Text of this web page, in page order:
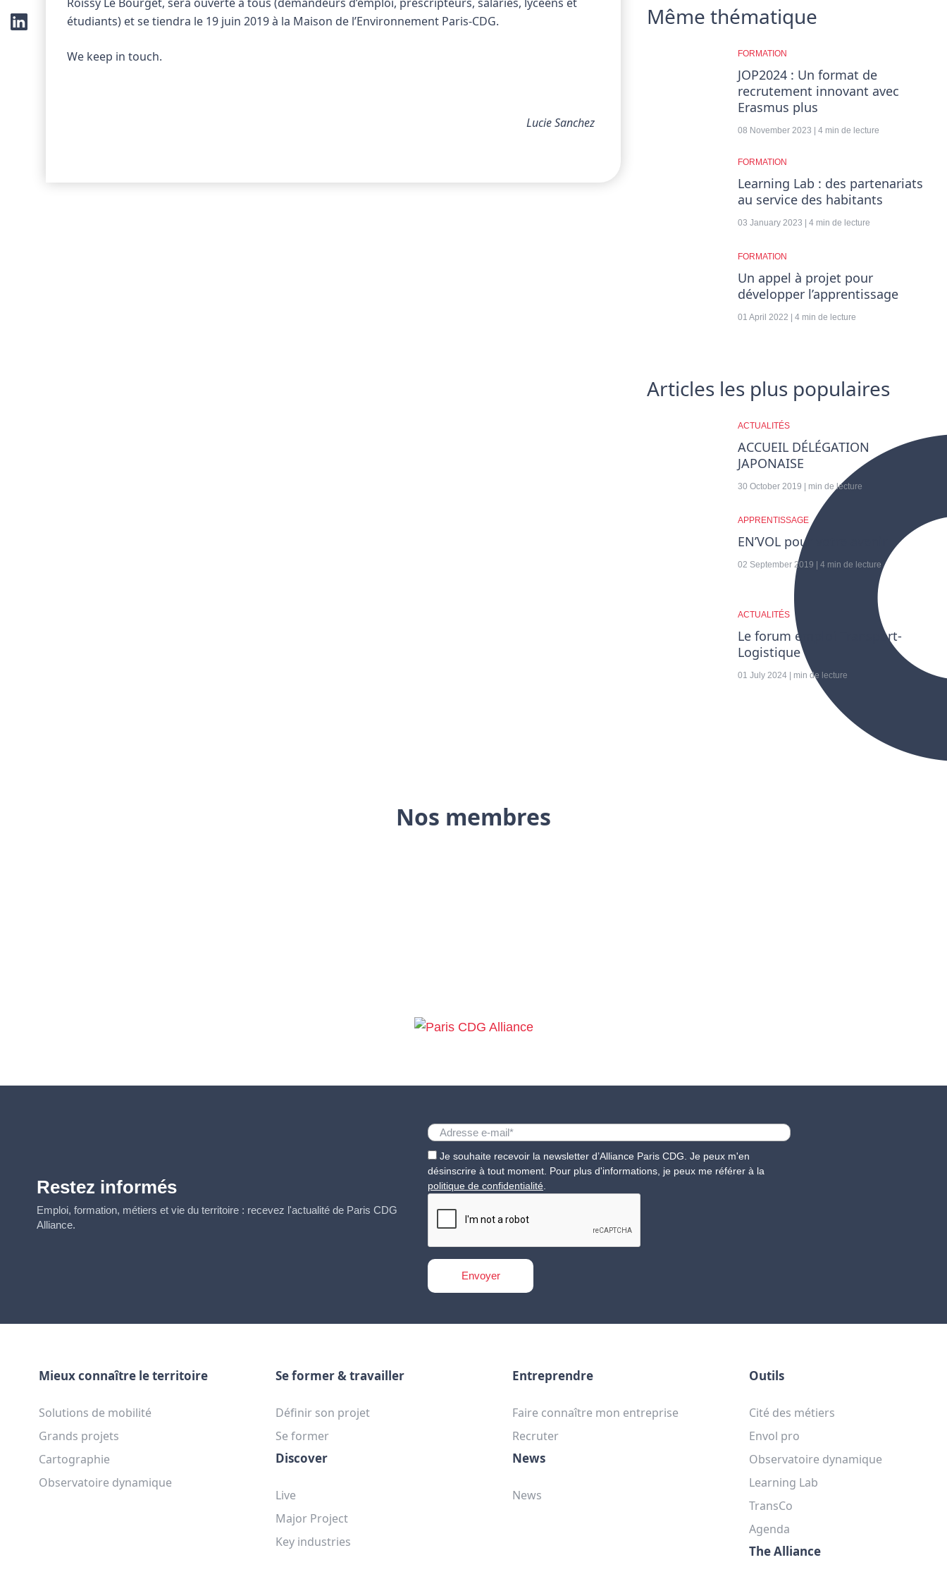
étudiants) et se tiendra le 19 juin 2019 à la Maison de l’Environnement Paris-CDG.
We keep in touch.
Lucie Sanchez
Même thématique
FORMATION
JOP2024 : Un format de
recrutement innovant avec
Erasmus plus
08 November 2023 | 4 min de lecture
FORMATION
Learning Lab : des partenariats
au service des habitants
03 January 2023 | 4 min de lecture
FORMATION
Un appel à projet pour
développer l’apprentissage
01 April 2022 | 4 min de lecture
Articles les plus populaires
ACTUALITÉS
ACCUEIL DÉLÉGATION
JAPONAISE
30 October 2019 | min de lecture
APPRENTISSAGE
EN’VOL pour votre avenir
02 September 2019 | 4 min de lecture
ACTUALITÉS
Le forum emploi Transport-
Logistique
01 July 2024 | min de lecture
Nos membres
Restez informés
Emploi, formation, métiers et vie du territoire : recevez l'actualité de Paris CDG
Alliance.
Je souhaite recevoir la newsletter d’Alliance Paris CDG. Je peux m'en
désinscrire à tout moment. Pour plus d'informations, je peux me référer à la
politique de confidentialité
Mieux connaître le territoire
Solutions de mobilité
Grands projets
Cartographie
Observatoire dynamique
Se former & travailler
Définir son projet
Se former
Discover
Live
Major Project
Key industries
Entreprendre
Faire connaître mon entreprise
Recruter
News
News
Outils
Cité des métiers
Envol pro
Observatoire dynamique
Learning Lab
TransCo
Agenda
The Alliance